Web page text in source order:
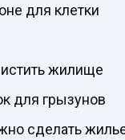
для клетки
жилище
для грызунов
сделать